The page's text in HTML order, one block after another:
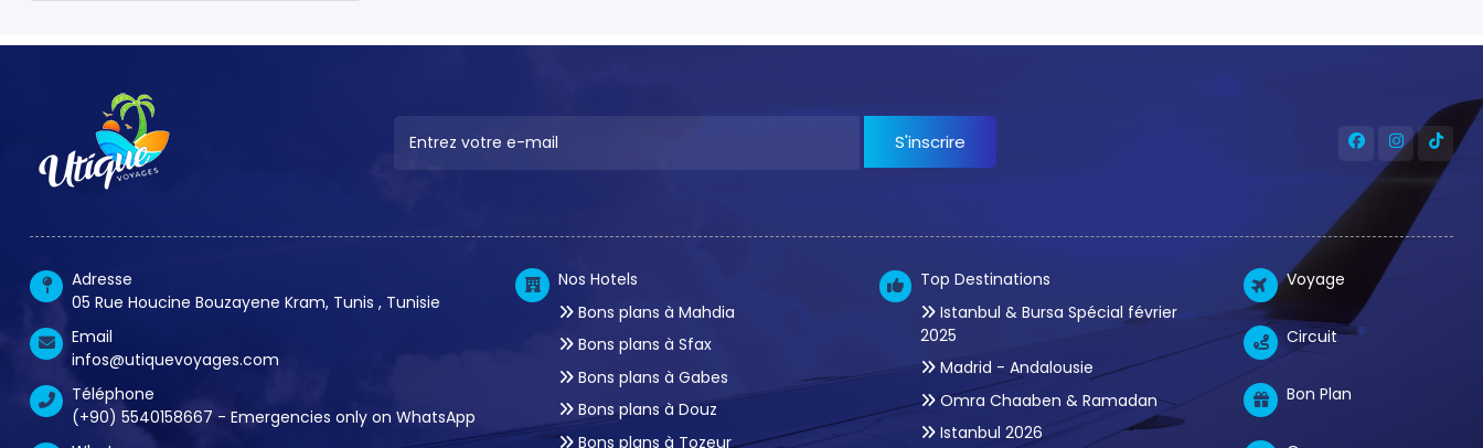
S'inscrire
Adresse
05 Rue Houcine Bouzayene Kram, Tunis , Tunisie
Email
infos@utiquevoyages.com
Téléphone
(+90) 5540158667 - Emergencies only on WhatsApp
Nos Hotels
Bons plans à Mahdia
Bons plans à Sfax
Bons plans à Gabes
Bons plans à Douz
Bons plans à Tozeur
Top Destinations
Istanbul & Bursa Spécial février
2025
Madrid - Andalousie
Omra Chaaben & Ramadan
Istanbul 2026
Voyage
Circuit
Bon Plan